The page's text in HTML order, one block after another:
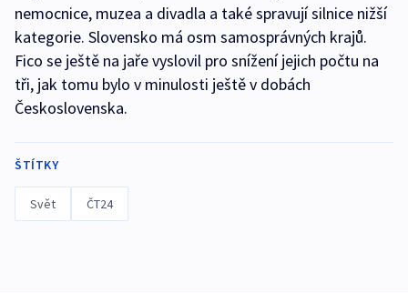
nemocnice, muzea a divadla a také spravují silnice nižší
kategorie. Slovensko má osm samosprávných krajů.
Fico se ještě na jaře vyslovil pro snížení jejich počtu na
tři, jak tomu bylo v minulosti ještě v dobách
Československa.
ŠTÍTKY
Svět ČT24